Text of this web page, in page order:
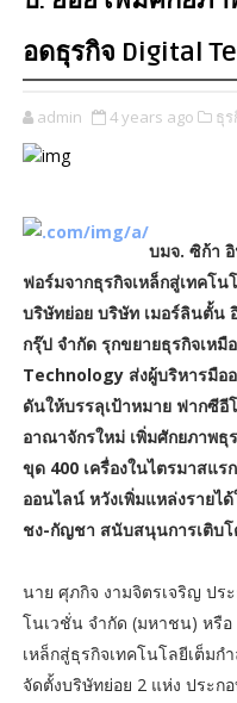
อดธุรกิจ Digital
admin 4 years ago ธุ
บมจ. ซิก้า
ฟอร์มจากธุรกิจเหล็กสู่เทคโ
บริษัทย่อย บริษัท เมอร์ลินตั้น
กรุ๊ป จำกัด รุกขยายธุรกิจเห
Technology ส่งผู้บริหารมือ
ดันให้บรรลุเป้าหมาย ฟากซีอี
อาณาจักรใหม่ เพิ่มศักยภาพธุ
ขุด 400 เครื่องในไตรมาสแ
ออนไลน์ หวังเพิ่มแหล่งรายไ
ชง-กัญชา สนับสนุนการเติบโ
นาย ศุภกิจ งามจิตรเจริญ ปร
โนเวชั่น จำกัด (มหาชน) หรื
เหล็กสู่ธุรกิจเทคโนโลยีเต็ม
จัดตั้งบริษัทย่อย 2 แห่ง ประ